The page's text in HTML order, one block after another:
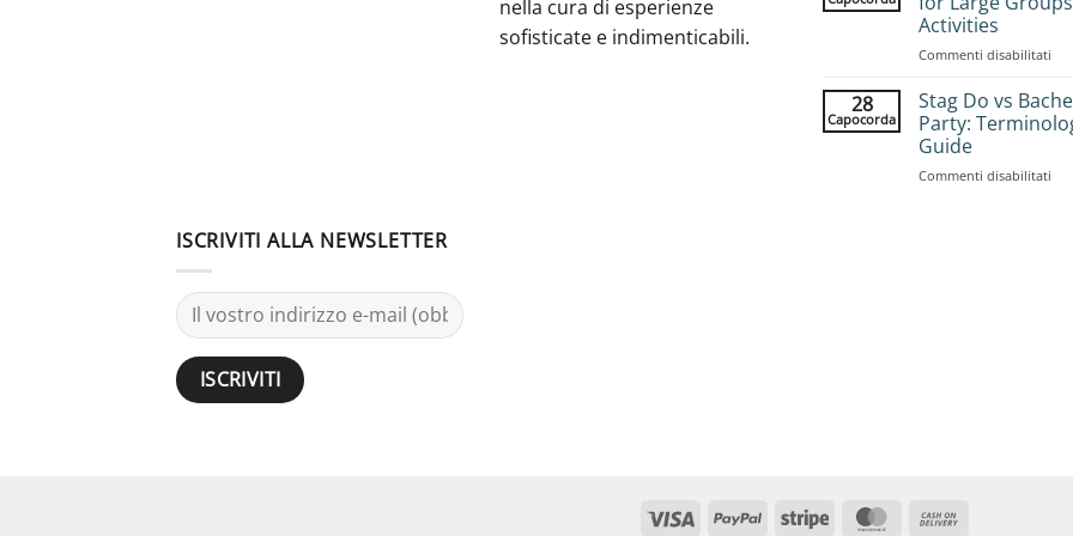
nella cura di esperienze
sofisticate e indimenticabili.
Activities
Commenti disabilitati
Ideas
for
28
Capocorda
Stag Do vs
Party:
Guide
Commenti disabilitati
ISCRIVITI ALLA NEWSLETTER
Visto PayPal Striscia MasterCard